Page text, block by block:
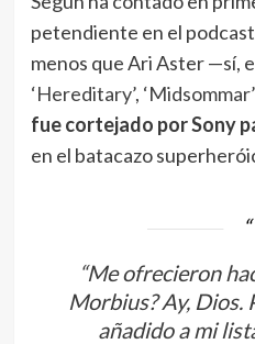
petendiente en el podcast
menos que Ari Aster —sí,
‘Hereditary’, ‘Midsommar’
fue cortejado por Sony
en el batacazo
“Me ofrecieron
Morbius? Ay, Dios.
añadido a mi